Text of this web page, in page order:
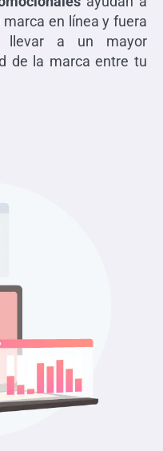
en línea y fuera
llevar a un mayor
de la marca entre tu